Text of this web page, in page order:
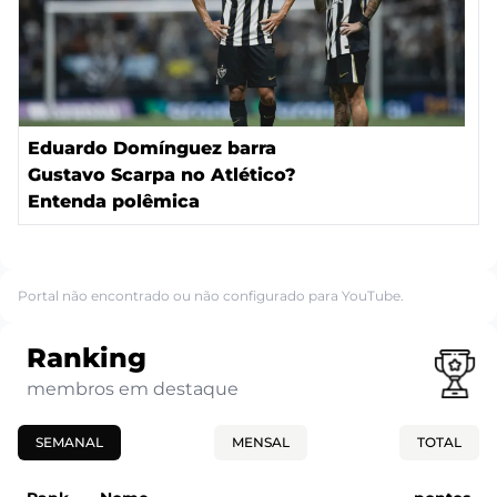
Eduardo Domínguez barra
Gustavo Scarpa no Atlético?
Entenda polêmica
Portal não encontrado ou não configurado para YouTube.
Ranking
membros em destaque
SEMANAL MENSAL TOTAL